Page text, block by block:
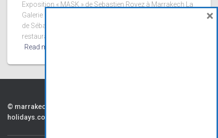
Exposition « MASK » de Sebastien Royez à Marrakech La
Galerie Design & Co organise à Marrakech une exposition
de Sébastien Royez du 23 février au 23 mars 2018 au
restaurant La paillote . Le vernissage aura lieu le le
Read more…
© marrakech.viaprestige-
holidays.com
×